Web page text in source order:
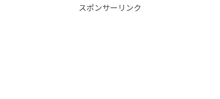
スポンサーリンク